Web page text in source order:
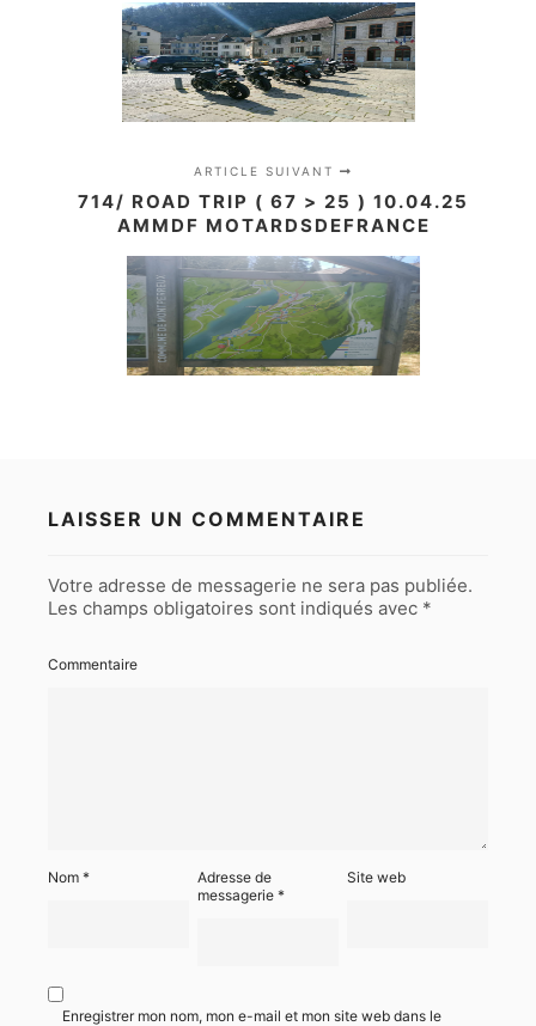
ARTICLE SUIVANT
714/ ROAD TRIP ( 67 > 25 ) 10.04.25
AMMDF MOTARDSDEFRANCE
LAISSER UN COMMENTAIRE
Votre adresse de messagerie ne sera pas publiée.
Les champs obligatoires sont indiqués avec *
Commentaire
Nom *
Adresse de
messagerie*
Site web
Enregistrer mon nom, mon e-mail et mon site web dans le